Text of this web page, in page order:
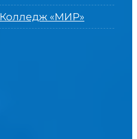
Колледж «МИР»